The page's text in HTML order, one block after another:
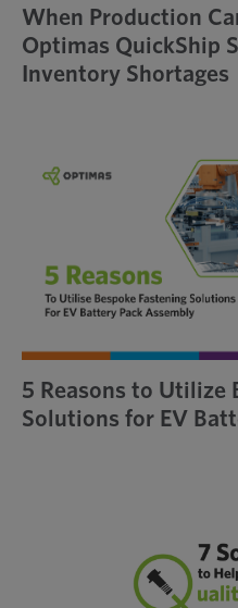
When Production
Optimas QuickShip
Inventory Shortages
5 Reasons to Utilize
Solutions for EV